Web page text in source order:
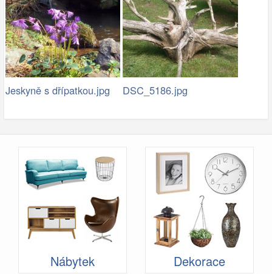
Jeskyně s dřípatkou.jpg DSC_5186.jpg
Nábytek Dekorace